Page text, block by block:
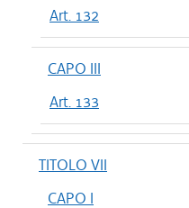
Art. 132
CAPO III
Art. 133
TITOLO VII
CAPO I